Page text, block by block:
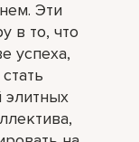
Эти
в то, что
успеха,